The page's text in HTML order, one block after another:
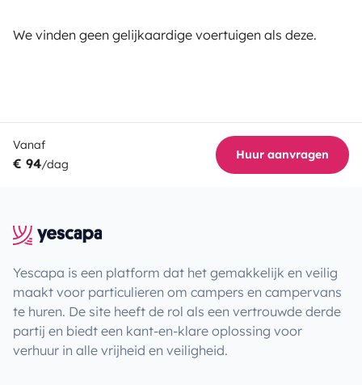
We vinden geen gelijkaardige voertuigen als deze.
Vanaf
€ 94/dag
Huur aanvragen
Yescapa is een platform dat het gemakkelijk en veilig
maakt voor particulieren om campers en campervans
te huren. De site heeft de rol als een vertrouwde derde
partij en biedt een kant-en-klare oplossing voor
verhuur in alle vrijheid en veiligheid.